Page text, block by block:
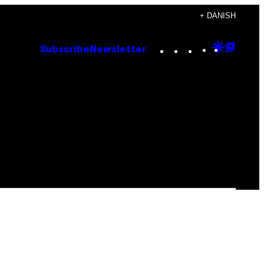
+ DANISH
Subscribe Newsletter Instagram
TikTok
YouTube
Google